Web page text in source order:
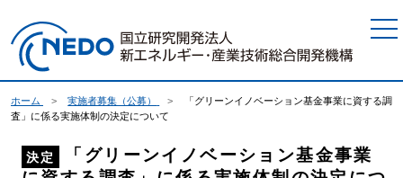
ホーム 実施者募集（公募）
「グリーンイノベーション基金事業に資する調
査」に係る実施体制の決定について
決定
「グリーンイノベーション基金事業